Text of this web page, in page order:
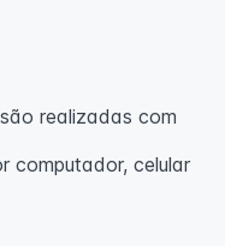
realizar o curso
20 inscritos.
realizadas com
computador, celular